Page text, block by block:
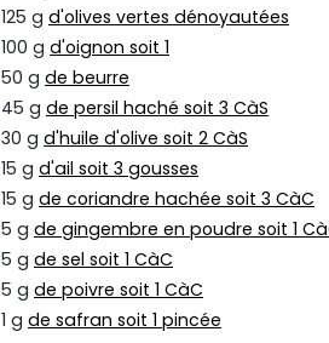
125 g d'olives vertes dénoyautées
100 g d'oignon soit 1
50 g de beurre
45 g de persil haché soit 3 CàS
30 g d'huile d'olive soit 2 CàS
15 g d'ail soit 3 gousses
15 g de coriandre hachée soit 3 CàC
5 g de gingembre en poudre soit 1
5 g de sel soit 1 CàC
5 g de poivre soit 1 CàC
1 g de safran soit 1 pincée